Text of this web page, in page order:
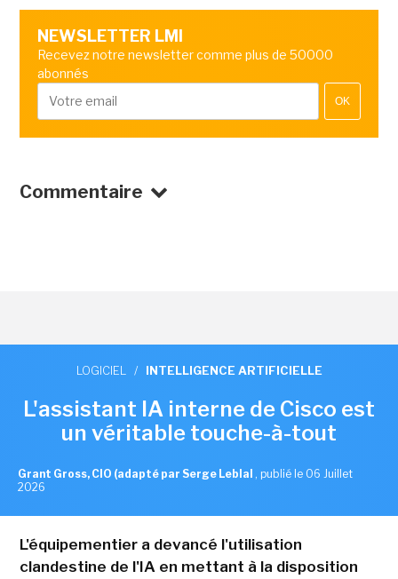
NEWSLETTER LMI
Recevez notre newsletter comme plus de 50000
abonnés
OK
Commentaire
LOGICIEL / INTELLIGENCE ARTIFICIELLE
L'assistant IA interne de Cisco est
un véritable touche-à-tout
Grant Gross, CIO (adapté par Serge Leblal , publié le 06 Juillet
2026
L'équipementier a devancé l'utilisation
clandestine de l'IA en mettant à la disposition